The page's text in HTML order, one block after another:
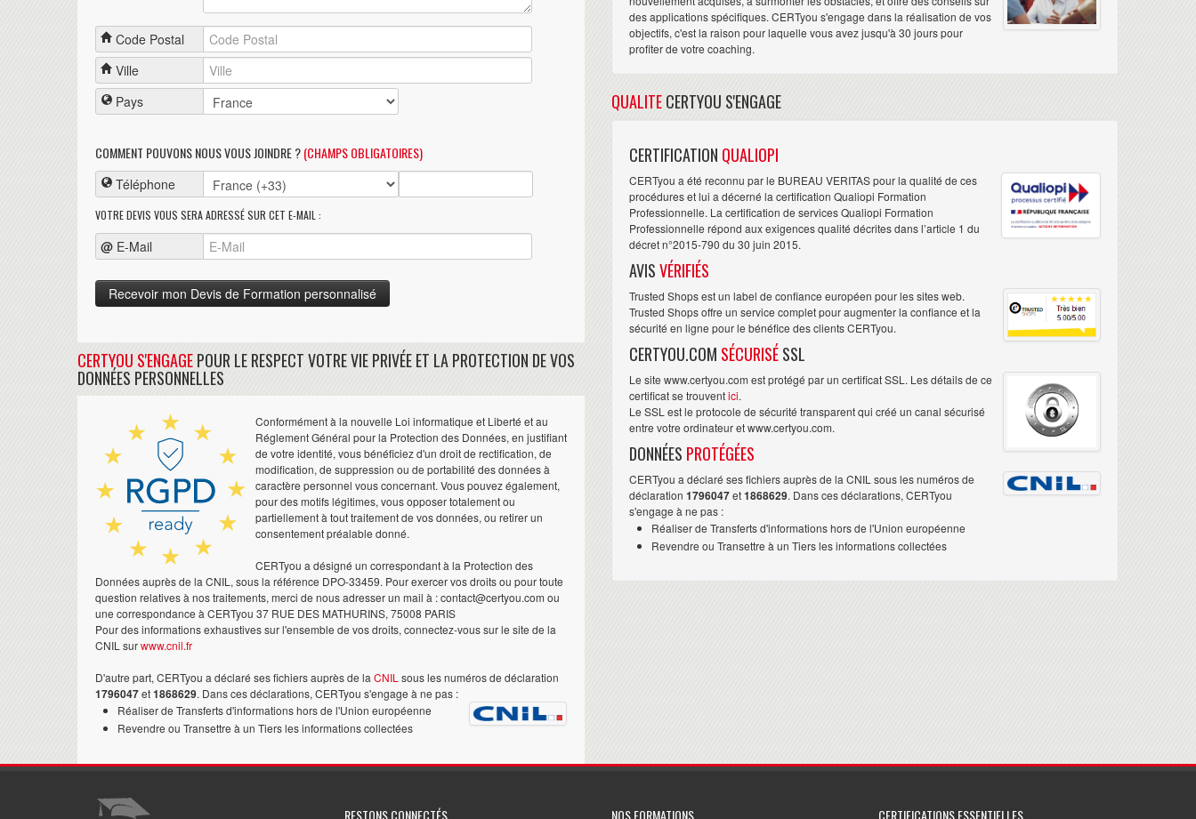
Code Postal
Ville
Pays
COMMENT POUVONS NOUS VOUS JOINDRE ?(CHAMPS OBLIGATOIRES)
Téléphone
VOTRE DEVIS VOUS SERA ADRESSÉ SUR CET E-MAIL :
@ E-Mail
CERTYOU S'ENGAGEPOUR LE RESPECT VOTRE VIE PRIVÉE ET LA PROTECTION DE VOS
DONNÉES PERSONNELLES
Conformément à la nouvelle Loi informatique et Liberté et au
Réglement Général pour la Protection des Données, en justifiant
de votre identité, vous bénéficiez d'un droit de rectification, de
modification, de suppression ou de portabilité des données à
caractère personnel vous concernant. Vous pouvez également,
pour des motifs légitimes, vous opposer totalement ou
partiellement à tout traitement de vos données, ou retirer un
consentement préalable donné.
CERTyou a désigné un correspondant à la Protection des
Données auprès de la CNIL, sous la référence DPO-33459. Pour exercer vos droits ou pour toute
question relatives à nos traitements, merci de nous adresser un mail à : contact@certyou.com ou
une correspondance à CERTyou 37 RUE DES MATHURINS, 75008 PARIS
Pour des informations exhaustives sur l'ensemble de vos droits, connectez-vous sur le site de la
CNIL surwww.cnil.fr
D'autre part, CERTyou a déclaré ses fichiers auprès de la CNIL sous les numéros de déclaration
1796047et1868629. Dans ces déclarations, CERTyou s'engage à ne pas :
Réaliser de Transferts d'informations hors de l'Union européenne
Revendre ou Transettre à un Tiers les informations collectées
des applications spécifiques. CERTyou s'engage dans la réalisation de vos
objectifs, c'est la raison pour laquelle vous avez jusqu'à 30 jours pour
profiter de votre coaching.
QUALITECERTYOU S'ENGAGE
CERTIFICATION QUALIOPI
CERTyou a été reconnu par le BUREAU VERITAS pour la qualité de ces
procédures et lui a décerné la certification Qualiopi Formation
Professionnelle. La certification de services Qualiopi Formation
Professionnelle répond aux exigences qualité décrites dans l’article 1 du
décret n°2015-790 du 30 juin 2015.
AVISVÉRIFIÉS
Trusted Shops est un label de confiance européen pour les sites web.
Trusted Shops offre un service complet pour augmenter la confiance et la
sécurité en ligne pour le bénéfice des clients CERTyou.
CERTYOU.COM SÉCURISÉSSL
Le site www.certyou.com est protégé par un certificat SSL. Les détails de ce
certificat se trouventici.
Le SSL est le protocole de sécurité transparent qui créé un canal sécurisé
entre votre ordinateur et www.certyou.com.
DONNÉES PROTÉGÉES
CERTyou a déclaré ses fichiers auprès de la CNIL sous les numéros de
déclaration 1796047et1868629. Dans ces déclarations, CERTyou
s'engage à ne pas :
Réaliser de Transferts d'informations hors de l'Union européenne
Revendre ou Transettre à un Tiers les informations collectées
RESTONS CONNECTÉS NOS FORMATIONS CERTIFICATIONS ESSENTIELLES